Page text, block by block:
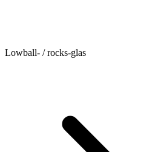
Lowball- / rocks-glas